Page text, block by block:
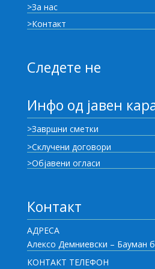
>За нас
>Контакт
Следете не
Инфо од јавен
>Завршни сметки
>Склучени договори
>Објавени огласи
Контакт
АДРЕСА
Алексо Демниевски – Бауман
КОНТАКТ ТЕЛЕФОН